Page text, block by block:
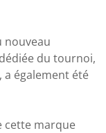
nouveau
du tournoi,
a également été
cette marque